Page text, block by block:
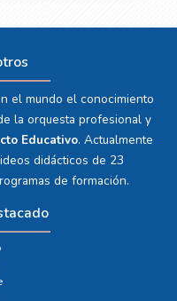
el mundo el conocimiento
la orquesta profesional y
Educativo. Actualmente
didácticos de 23
de formación.